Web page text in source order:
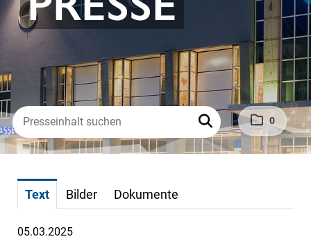
0
Text Bilder Dokumente
05.03.2025